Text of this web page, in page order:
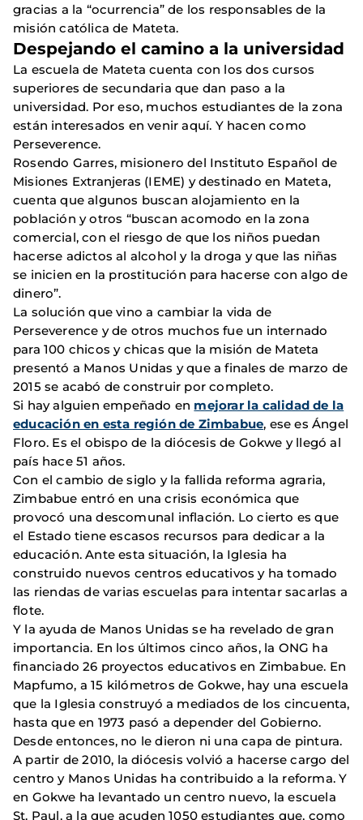
gracias a la “ocurrencia” de los responsables de la
misión católica de Mateta.
Despejando el camino a la universidad
La escuela de Mateta cuenta con los dos cursos
superiores de secundaria que dan paso a la
universidad. Por eso, muchos estudiantes de la zona
están interesados en venir aquí. Y hacen como
Perseverence.
Rosendo Garres, misionero del Instituto Español de
Misiones Extranjeras (IEME) y destinado en Mateta,
cuenta que algunos buscan alojamiento en la
población y otros “buscan acomodo en la zona
comercial, con el riesgo de que los niños puedan
hacerse adictos al alcohol y la droga y que las niñas
se inicien en la prostitución para hacerse con algo de
dinero”.
La solución que vino a cambiar la vida de
Perseverence y de otros muchos fue un internado
para 100 chicos y chicas que la misión de Mateta
presentó a Manos Unidas y que a finales de marzo de
2015 se acabó de construir por completo.
Si hay alguien empeñado en mejorar la calidad de la
educación en esta región de Zimbabue, ese es Ángel
Floro. Es el obispo de la diócesis de Gokwe y llegó al
país hace 51 años.
Con el cambio de siglo y la fallida reforma agraria,
Zimbabue entró en una crisis económica que
provocó una descomunal inflación. Lo cierto es que
el Estado tiene escasos recursos para dedicar a la
educación. Ante esta situación, la Iglesia ha
construido nuevos centros educativos y ha tomado
las riendas de varias escuelas para intentar sacarlas a
flote.
Y la ayuda de Manos Unidas se ha revelado de gran
importancia. En los últimos cinco años, la ONG ha
financiado 26 proyectos educativos en Zimbabue. En
Mapfumo, a 15 kilómetros de Gokwe, hay una escuela
que la Iglesia construyó a mediados de los cincuenta,
hasta que en 1973 pasó a depender del Gobierno.
Desde entonces, no le dieron ni una capa de pintura.
A partir de 2010, la diócesis volvió a hacerse cargo del
centro y Manos Unidas ha contribuido a la reforma. Y
en Gokwe ha levantado un centro nuevo, la escuela
St. Paul, a la que acuden 1050 estudiantes que, como